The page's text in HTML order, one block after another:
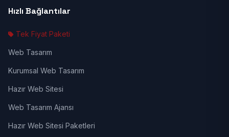
Hızlı Bağlantılar
Tek Fiyat Paketi
Web Tasarım
Kurumsal Web Tasarım
Hazır Web Sitesi
Web Tasarım Ajansı
Hazır Web Sitesi Paketleri